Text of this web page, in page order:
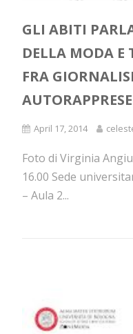
GLI ABITI
DELLA MODA E
FRA
April 17, 2014
Foto di Virginia
16.00 Sede
– Aula 2...